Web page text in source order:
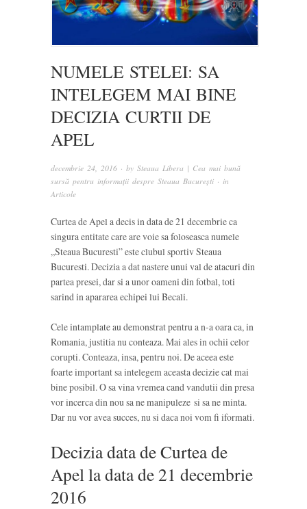
NUMELE STELEI: SA
INTELEGEM MAI BINE
DECIZIA CURTII DE
APEL
decembrie 24, 2016 · by Steaua Libera | Cea mai bună
sursă pentru informații despre Steaua București · in
Articole
Curtea de Apel a decis in data de 21 decembrie ca
singura entitate care are voie sa foloseasca numele
„Steaua Bucuresti” este clubul sportiv Steaua
Bucuresti. Decizia a dat nastere unui val de atacuri din
partea presei, dar si a unor oameni din fotbal, toti
sarind in apararea echipei lui Becali.
Cele intamplate au demonstrat pentru a n-a oara ca, in
Romania, justitia nu conteaza. Mai ales in ochii celor
corupti. Conteaza, insa, pentru noi. De aceea este
foarte important sa intelegem aceasta decizie cat mai
bine posibil. O sa vina vremea cand vandutii din presa
vor incerca din nou sa ne manipuleze si sa ne minta.
Dar nu vor avea succes, nu si daca noi vom fi iformati.
Decizia data de Curtea de
Apel la data de 21 decembrie
2016